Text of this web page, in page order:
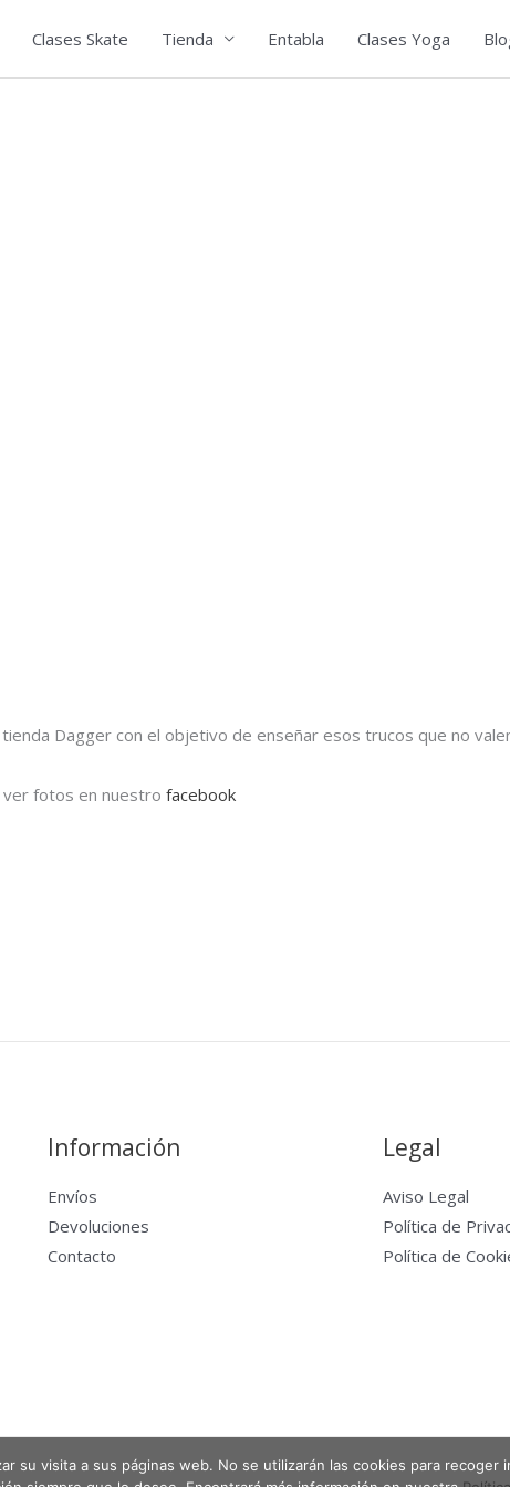
Clases Skate Tienda Entabla Clases Yoga
Dagger con el objetivo de enseñar esos trucos que no
ver fotos en nuestrofacebook
Información
Envíos
Devoluciones
Contacto
Legal
Aviso Legal
Política de
Política de
Powered by Entabla
visita a sus páginas web. No se utilizarán las cookies para recoger